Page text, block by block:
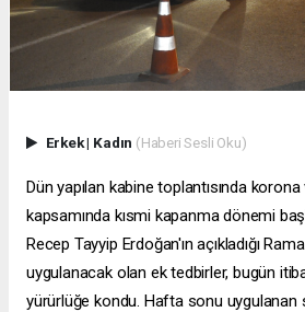
Erkek| Kadın (Haberi Sesli Oku)
Dün yapılan kabine toplantısında
kapsamında kısmi kapanma dönemi
Recep Tayyip Erdoğan'ın açıkladığı
uygulanacak olan ek tedbirler, bugün
yürürlüğe kondu. Hafta sonu uygulanan